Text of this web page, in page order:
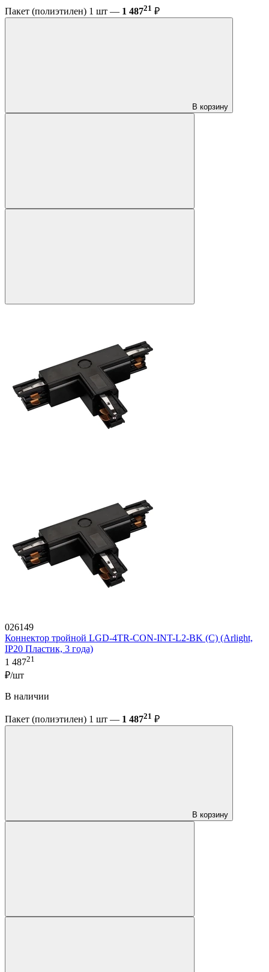
Пакет (полиэтилен) 1 шт — 1 48721 ₽
В корзину
026149
Коннектор тройной LGD-4TR-CON-INT-L2-BK (C) (Arlight,
IP20 Пластик, 3 года)
1 48721
₽/шт
В наличии
Пакет (полиэтилен) 1 шт — 1 48721 ₽
В корзину